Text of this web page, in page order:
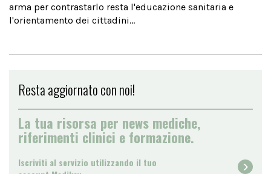
arma per contrastarlo resta l'educazione sanitaria e
l'orientamento dei cittadini...
Resta aggiornato con noi!
La tua risorsa per news mediche,
riferimenti clinici e formazione.
Iscriviti al servizio utilizzando il tuo